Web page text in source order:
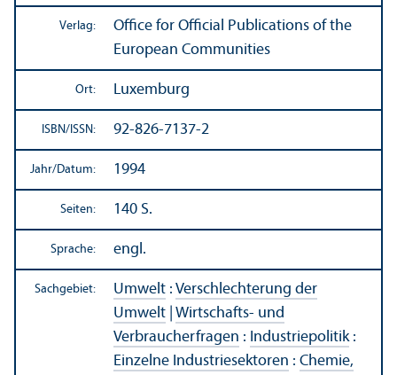
Verlag:
Office for Official Publications of the
European Communities
Ort: Luxemburg
ISBN/ ISSN: 92-826-7137-2
Jahr/Datum: 1994
Seiten: 140 S.
Sprache: engl.
Sachgebiet: Umwelt : Verschlechterung der
Umwelt Wirtschafts- und
Verbraucherfragen : Industriepolitik:
Einzelne Industriesektoren : Chemie,